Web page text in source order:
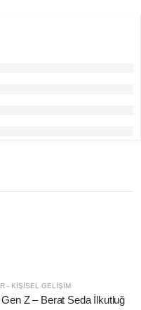
- KIŞISEL GELIŞIM
Z – Berat Seda İlkutluğ